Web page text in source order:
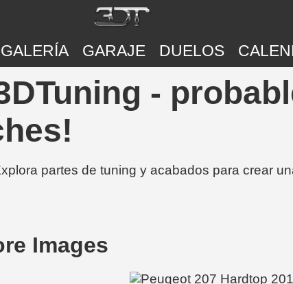
GALERÍA GARAJE DUELOS
-
partes de tuning y acabados para crear
Images